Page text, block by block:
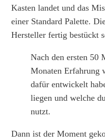
Kasten landet und das
einer Standard Palette.
Hersteller fertig bestückt
Nach den ersten 50
Monaten Erfahrung
dafür entwickelt
liegen und welche
nutzt.
Dann ist der Moment